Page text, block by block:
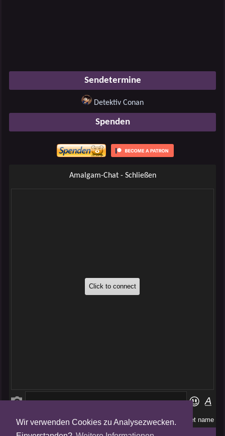
Wir verwenden Cookies zu Analysezwecken.
Sendetermine
Detektiv Conan
Spenden
Amalgam-Chat - Schließen